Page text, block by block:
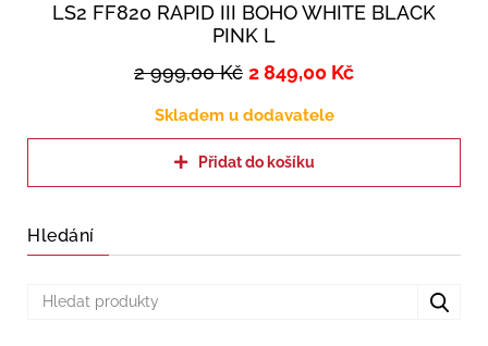
LS2 FF820 RAPID III BOHO WHITE BLACK
PINK L
2 999,00Kč 2 849,00 Kč
Skladem u dodavatele
Přidat do košíku
Hledání